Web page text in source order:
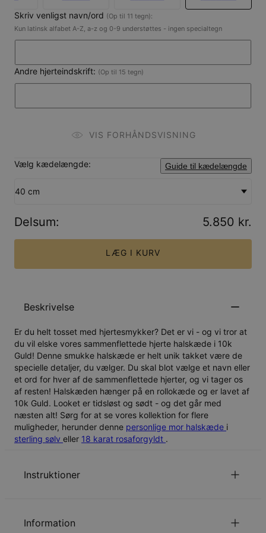
Skriv venligst navn/ord (Op til 11 tegn):
Kun latinsk alfabet A-Z, a-z og 0-9 understøttes - ingen specialtegn
Andre hjerteindskrift: (Op til 15 tegn)
VIS FORHÅNDSVISNING
Vælg kædelængde: Guide til kædelængde
40 cm
Delsum: 5.850 kr.
LÆG I KURV
Beskrivelse
Er du helt tosset med hjertesmykker? Det er vi - og vi tror at
du vil elske vores sammenflettede hjerte halskæde i 10k
Guld! Denne smukke halskæde er helt unik takket være de
specielle detaljer, du vælger. Du skal blot vælge et navn eller
et ord for hver af de sammenflettede hjerter, og vi tager os
af resten! Halskæden hænger på en rollokæde og er lavet af
10k Guld. Looket er tidsløst og sødt - og det går med
næsten alt! Sørg for at se vores kollektion for flere
muligheder, herunder denne personlige mor halskæde i
sterling sølv eller 18 karat rosaforgyldt .
Instruktioner
Sørg for, at din tekst er indtastet korrekt, da den vil
Information